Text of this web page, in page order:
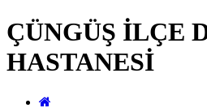
ÇÜNGÜŞ İLÇE
HASTANESİ